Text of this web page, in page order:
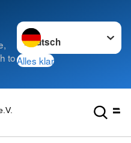
to
Sprache wechseln zu
Alles klar